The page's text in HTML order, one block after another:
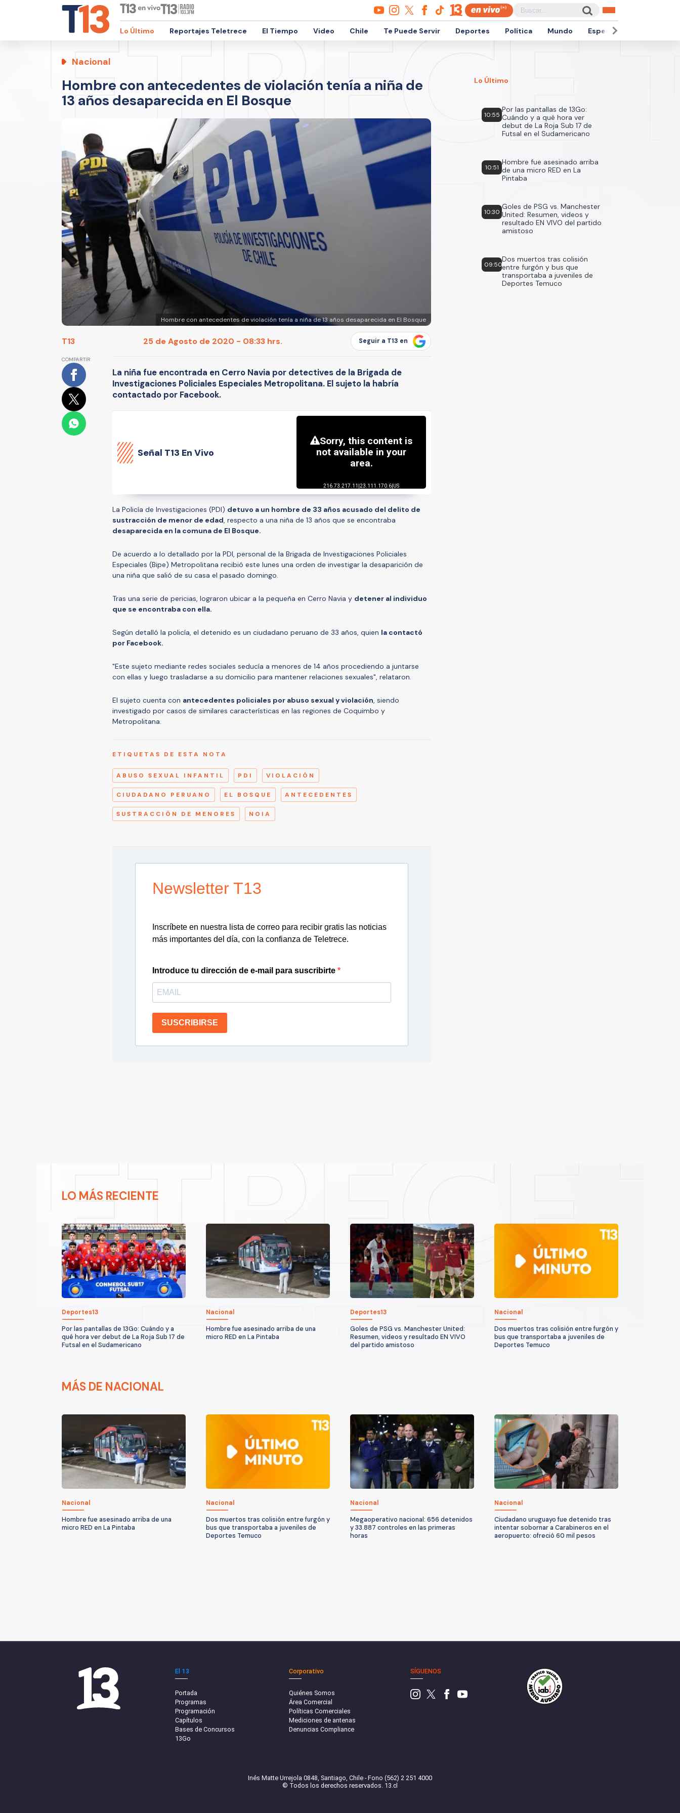
Lo Último Reportajes Teletrece El Tiempo Video Chile Te Puede Servir Deportes Política Mundo Espectáculos
Nacional
Hombre con antecedentes de violación tenía a niña de
13 años desaparecida en El Bosque
Hombre con antecedentes de violación tenía a niña de 13 años desaparecida en El Bosque
T13 25 de Agosto de 2020 - 08:33 hrs. Seguir a T13 en
COMPARTIR
La niña fue encontrada en Cerro Navia por detectives de la Brigada de
Investigaciones Policiales Especiales Metropolitana. El sujeto la habría
contactado por Facebook.
Señal T13 En Vivo
La Policía de Investigaciones (PDI) detuvo a un hombre de 33 años acusado del delito de
sustracción de menor de edad, respecto a una niña de 13 años que se encontraba
desaparecida en la comuna de El Bosque.
De acuerdo a lo detallado por la PDI, personal de la Brigada de Investigaciones Policiales
Especiales (Bipe) Metropolitana recibió este lunes una orden de investigar la desaparición de
una niña que salió de su casa el pasado domingo.
Tras una serie de pericias, lograron ubicar a la pequeña en Cerro Navia y detener al individuo
que se encontraba con ella.
Según detalló la policía, el detenido es un ciudadano peruano de 33 años, quien la contactó
por Facebook.
"Este sujeto mediante redes sociales seducía a menores de 14 años procediendo a juntarse
con ellas y luego trasladarse a su domicilio para mantener relaciones sexuales", relataron.
El sujeto cuenta con antecedentes policiales por abuso sexual y violación, siendo
investigado por casos de similares características en las regiones de Coquimbo y
Metropolitana.
ETIQUETAS DE ESTA NOTA
ABUSO SEXUAL INFANTIL PDI VIOLACIÓN
CIUDADANO PERUANO EL BOSQUE ANTECEDENTES
SUSTRACCIÓN DE MENORES NOIA
Newsletter T13
Inscríbete en nuestra lista de correo para recibir gratis las noticias
más importantes del día, con la confianza de Teletrece.
Introduce tu dirección de e-mail para suscribirte
SUSCRIBIRSE
Lo Último
10:55
Por las pantallas de 13Go:
Cuándo y a qué hora ver
debut de La Roja Sub 17 de
Futsal en el Sudamericano
10:51
Hombre fue asesinado arriba
de una micro RED en La
Pintaba
10:30
Goles de PSG vs. Manchester
United: Resumen, videos y
resultado EN VIVO del partido
amistoso
09:50
Dos muertos tras colisión
entre furgón y bus que
transportaba a juveniles de
Deportes Temuco
LO MÁS RECIENTE
Deportes13
Por las pantallas de 13Go: Cuándo y a
qué hora ver debut de La Roja Sub 17 de
Futsal en el Sudamericano
Nacional
Hombre fue asesinado arriba de una
micro RED en La Pintaba
Deportes13
Goles de PSG vs. Manchester United:
Resumen, videos y resultado EN VIVO
del partido amistoso
Nacional
Dos muertos tras colisión entre furgón y
bus que transportaba a juveniles de
Deportes Temuco
MÁS DE NACIONAL
Nacional
Hombre fue asesinado arriba de una
micro RED en La Pintaba
Nacional
Dos muertos tras colisión entre furgón y
bus que transportaba a juveniles de
Deportes Temuco
Nacional
Megaoperativo nacional: 656 detenidos
y 33.887 controles en las primeras
horas
Nacional
Ciudadano uruguayo fue detenido tras
intentar sobornar a Carabineros en el
aeropuerto: ofreció 60 mil pesos
El 13
Portada
Programas
Programación
Capítulos
Bases de Concursos
13Go
Corporativo
Quiénes Somos
Área Comercial
Políticas Comerciales
Mediciones de antenas
Denuncias Compliance
SÍGUENOS
Inés Matte Urrejola 0848, Santiago, Chile - Fono (562) 2 251 4000
© Todos los derechos reservados. 13.cl